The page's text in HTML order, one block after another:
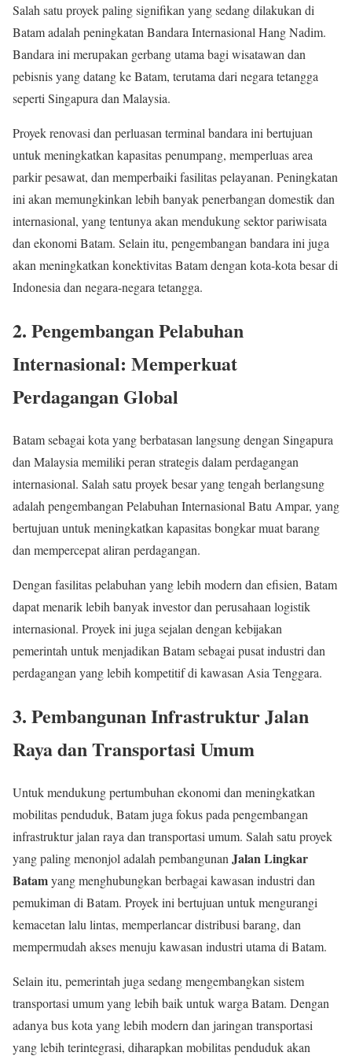
Salah satu proyek paling signifikan yang sedang dilakukan di
Batam adalah peningkatan Bandara Internasional Hang Nadim.
Bandara ini merupakan gerbang utama bagi wisatawan dan
pebisnis yang datang ke Batam, terutama dari negara tetangga
seperti Singapura dan Malaysia.
Proyek renovasi dan perluasan terminal bandara ini bertujuan
untuk meningkatkan kapasitas penumpang, memperluas area
parkir pesawat, dan memperbaiki fasilitas pelayanan. Peningkatan
ini akan memungkinkan lebih banyak penerbangan domestik dan
internasional, yang tentunya akan mendukung sektor pariwisata
dan ekonomi Batam. Selain itu, pengembangan bandara ini juga
akan meningkatkan konektivitas Batam dengan kota-kota besar di
Indonesia dan negara-negara tetangga.
2. Pengembangan Pelabuhan
Internasional: Memperkuat
Perdagangan Global
Batam sebagai kota yang berbatasan langsung dengan Singapura
dan Malaysia memiliki peran strategis dalam perdagangan
internasional. Salah satu proyek besar yang tengah berlangsung
adalah pengembangan Pelabuhan Internasional Batu Ampar, yang
bertujuan untuk meningkatkan kapasitas bongkar muat barang
dan mempercepat aliran perdagangan.
Dengan fasilitas pelabuhan yang lebih modern dan efisien, Batam
dapat menarik lebih banyak investor dan perusahaan logistik
internasional. Proyek ini juga sejalan dengan kebijakan
pemerintah untuk menjadikan Batam sebagai pusat industri dan
perdagangan yang lebih kompetitif di kawasan Asia Tenggara.
3. Pembangunan Infrastruktur Jalan
Raya dan Transportasi Umum
Untuk mendukung pertumbuhan ekonomi dan meningkatkan
mobilitas penduduk, Batam juga fokus pada pengembangan
infrastruktur jalan raya dan transportasi umum. Salah satu proyek
yang paling menonjol adalah pembangunan Jalan Lingkar
Batamyang menghubungkan berbagai kawasan industri dan
pemukiman di Batam. Proyek ini bertujuan untuk mengurangi
kemacetan lalu lintas, memperlancar distribusi barang, dan
mempermudah akses menuju kawasan industri utama di Batam.
Selain itu, pemerintah juga sedang mengembangkan sistem
transportasi umum yang lebih baik untuk warga Batam. Dengan
adanya bus kota yang lebih modern dan jaringan transportasi
yang lebih terintegrasi, diharapkan mobilitas penduduk akan